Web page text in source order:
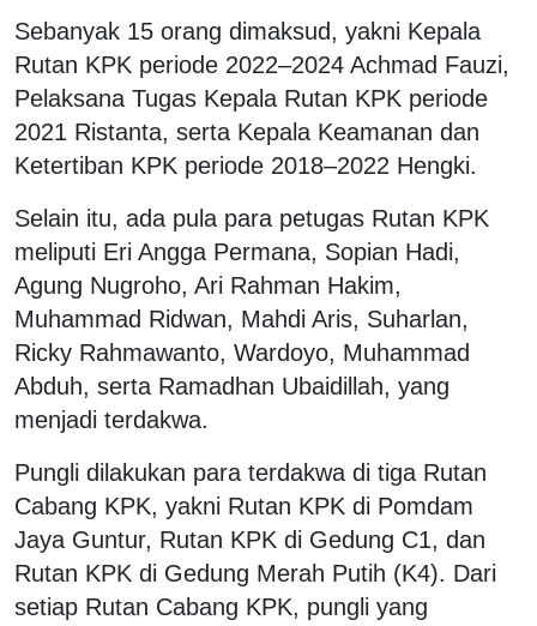
Sebanyak 15 orang dimaksud, yakni Kepala
Rutan KPK periode 2022–2024 Achmad Fauzi,
Pelaksana Tugas Kepala Rutan KPK periode
2021 Ristanta, serta Kepala Keamanan dan
Ketertiban KPK periode 2018–2022 Hengki.
Selain itu, ada pula para petugas Rutan KPK
meliputi Eri Angga Permana, Sopian Hadi,
Agung Nugroho, Ari Rahman Hakim,
Muhammad Ridwan, Mahdi Aris, Suharlan,
Ricky Rahmawanto, Wardoyo, Muhammad
Abduh, serta Ramadhan Ubaidillah, yang
menjadi terdakwa.
Pungli dilakukan para terdakwa di tiga Rutan
Cabang KPK, yakni Rutan KPK di Pomdam
Jaya Guntur, Rutan KPK di Gedung C1, dan
Rutan KPK di Gedung Merah Putih (K4). Dari
setiap Rutan Cabang KPK, pungli yang